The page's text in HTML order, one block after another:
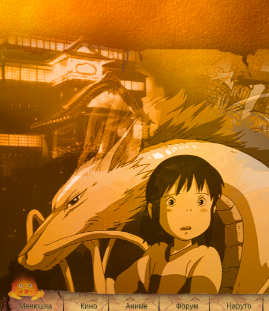
Менюшка Кино Аниме Форум Наруто